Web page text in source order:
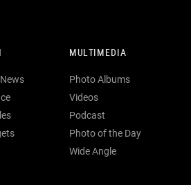
MULTIMEDIA
Photo Albums
Videos
Podcast
Photo of the Day
Wide Angle